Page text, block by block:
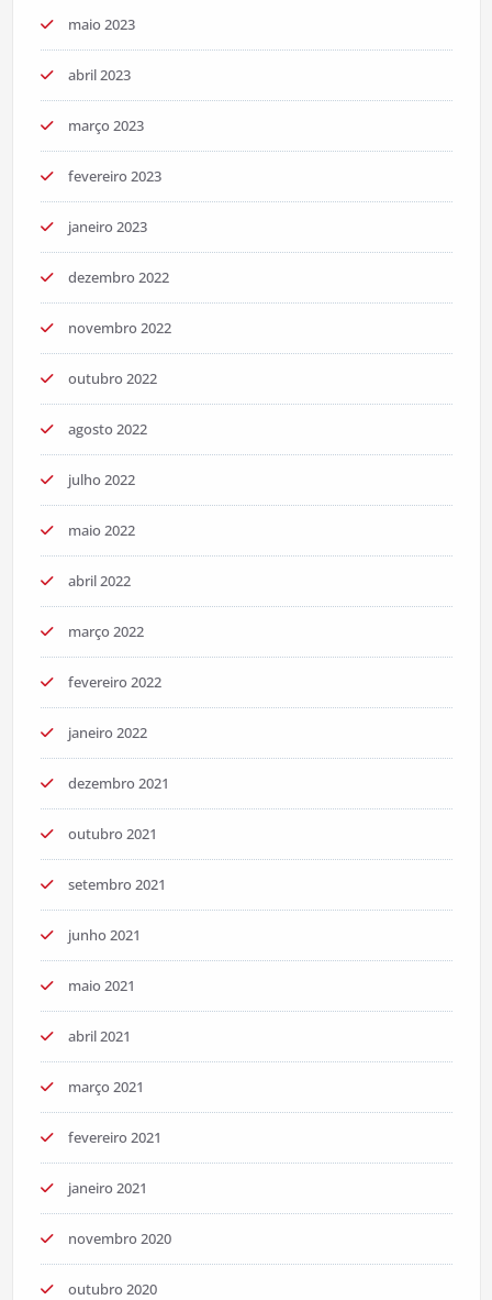
maio 2023
abril 2023
março 2023
fevereiro 2023
janeiro 2023
dezembro 2022
novembro 2022
outubro 2022
agosto 2022
julho 2022
maio 2022
abril 2022
março 2022
fevereiro 2022
janeiro 2022
dezembro 2021
outubro 2021
setembro 2021
junho 2021
maio 2021
abril 2021
março 2021
fevereiro 2021
janeiro 2021
novembro 2020
outubro 2020